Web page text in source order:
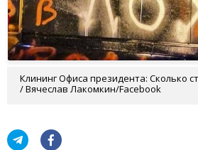
Клининг Офиса президента: Сколько
/ Вячеслав Лакомкин/Facebook